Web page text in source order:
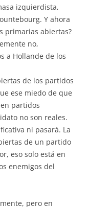
izquierdista,
Y ahora
primarias abiertas?
no,
a Hollande de los
de los partidos
ese miedo de que
partidos
no son reales.
ni pasará. La
de un partido
eso solo está en
enemigos del
pero en